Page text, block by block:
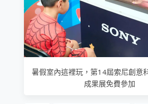
暑假室內這裡玩，第14屆索尼創意
成果展免費參加